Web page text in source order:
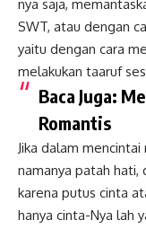
nya saja,
SWT, atau dengan
yaitu dengan cara
melakukan taaruf
Baca Juga:
Romantis
Jika dalam
namanya patah hati,
karena putus cinta
hanya cinta-Nya lah